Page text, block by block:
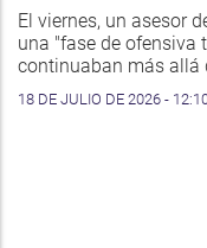
El viernes, un asesor
una "fase de ofensiva
continuaban más allá
18 DE JULIO DE 2026 -